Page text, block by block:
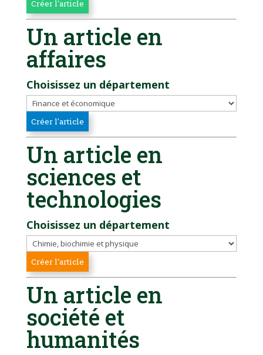
Un article en
affaires
Choisissez un département
Un article en
sciences et
technologies
Choisissez un département
Un article en
société et
humanités